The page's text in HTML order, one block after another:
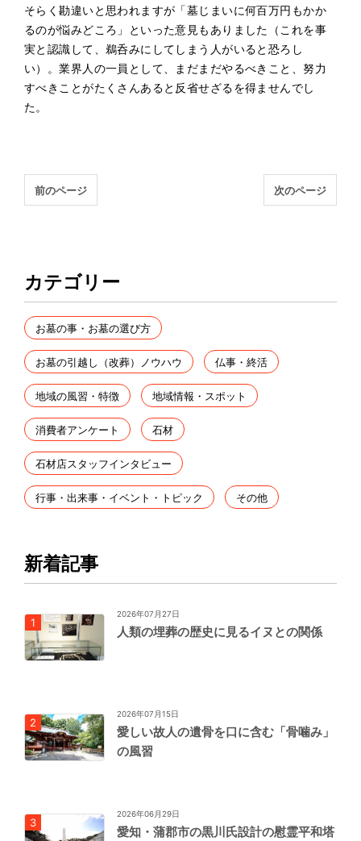
そらく勘違いと思われますが「墓じまいに何百万円もかか
るのが悩みどころ」といった意見もありました（これを事
実と認識して、鵜呑みにしてしまう人がいると恐ろし
い）。業界人の一員として、まだまだやるべきこと、努力
すべきことがたくさんあると反省せざるを得ませんでし
た。
前のページ 次のページ
カテゴリー
お墓の事・お墓の選び方
お墓の引越し（改葬）ノウハウ 仏事・終活
地域の風習・特徴 地域情報・スポット
消費者アンケート 石材
石材店スタッフインタビュー
行事・出来事・イベント・トピック その他
新着記事
2026年07月27日
人類の埋葬の歴史に見るイヌとの関係
2026年07月15日
愛しい故人の遺骨を口に含む「骨噛み」
の風習
2026年06月29日
愛知・蒲郡市の黒川氏設計の慰霊平和塔